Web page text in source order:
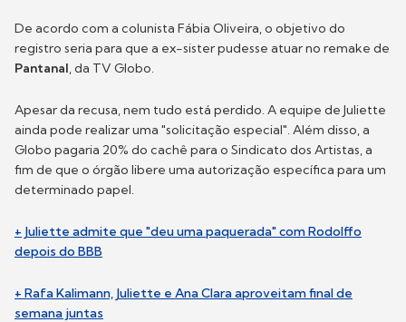
De acordo com a colunista Fábia Oliveira, o objetivo do
registro seria para que a ex-sister pudesse atuar no remake de
Pantanal, da TV Globo.
Apesar da recusa, nem tudo está perdido. A equipe de Juliette
ainda pode realizar uma "solicitação especial". Além disso, a
Globo pagaria 20% do cachê para o Sindicato dos Artistas, a
fim de que o órgão libere uma autorização específica para um
determinado papel.
+ Juliette admite que "deu uma paquerada" com Rodolffo
depois do BBB
+ Rafa Kalimann, Juliette e Ana Clara aproveitam final de
semana juntas